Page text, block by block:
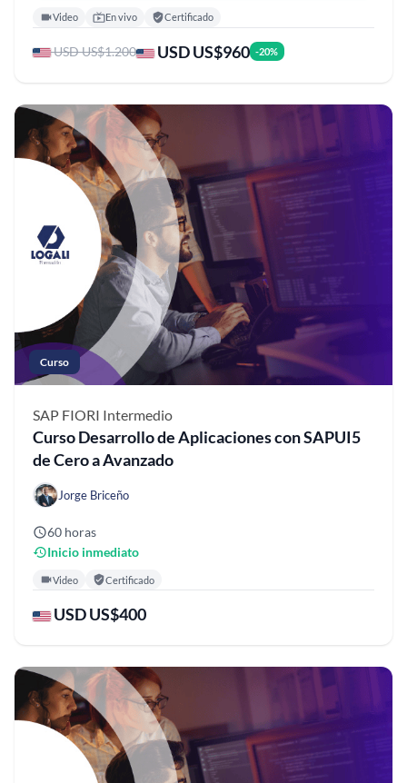
Video En vivo Certificado
USD US$1.200 USD US$960 -20%
Curso
SAP FIORI Intermedio
Curso Desarrollo de Aplicaciones con SAPUI5
de Cero a Avanzado
Jorge Briceño
60 horas
Inicio inmediato
Video Certificado
USD US$400